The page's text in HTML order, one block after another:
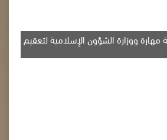
ووزارة الشؤون الإسلامية لتعقيم